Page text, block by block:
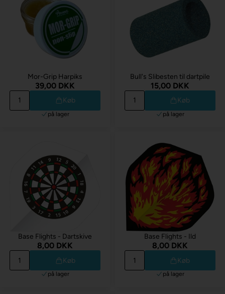
Mor-Grip Harpiks
39,00 DKK
Køb
på lager
Bull's Slibesten til dartpile
15,00 DKK
Køb
på lager
Base Flights - Dartskive
8,00 DKK
Køb
på lager
Base Flights - Ild
8,00 DKK
Køb
på lager